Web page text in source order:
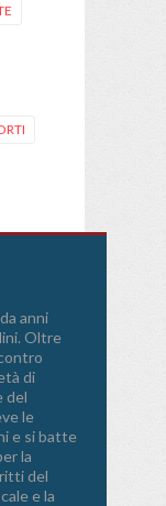
anni
Oltre
di
del
le
e si batte
la
del
e la